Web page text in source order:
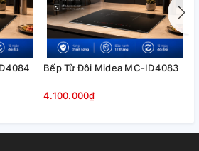
sẽ tự động tắt trong khoảng thời
bạn quên tắt bếp.
6 7 8 9 Thời gian (giờ) 2 2 2 2 2 2 2
Bếp Từ Đôi Midea MC-ID4083
4.100.000₫